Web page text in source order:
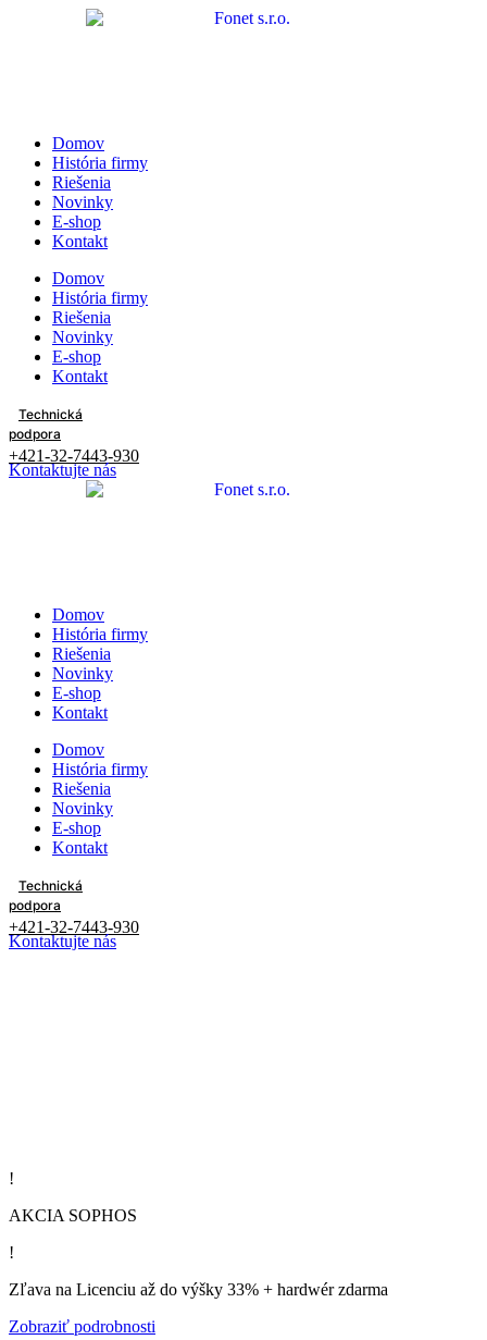
Domov
História firmy
Riešenia
Novinky
E-shop
Kontakt
Domov
História firmy
Riešenia
Novinky
E-shop
Kontakt
Technická
podpora
+421-32-7443-930
Kontaktujte nás
Domov
História firmy
Riešenia
Novinky
E-shop
Kontakt
Domov
História firmy
Riešenia
Novinky
E-shop
Kontakt
Technická
podpora
+421-32-7443-930
Kontaktujte nás
!
AKCIA SOPHOS
!
Zľava na Licenciu až do výšky 33% + hardwér zdarma
Zobraziť podrobnosti